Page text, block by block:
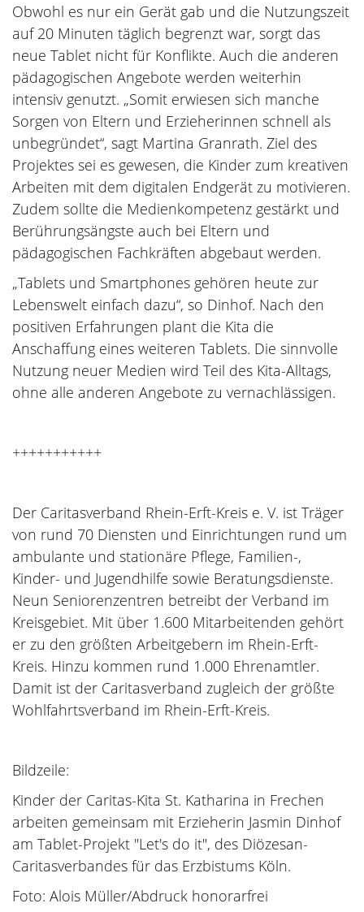
Obwohl es nur ein Gerät gab und die Nutzungszeit
auf 20 Minuten täglich begrenzt war, sorgt das
neue Tablet nicht für Konflikte. Auch die anderen
pädagogischen Angebote werden weiterhin
intensiv genutzt. „Somit erwiesen sich manche
Sorgen von Eltern und Erzieherinnen schnell als
unbegründet“, sagt Martina Granrath. Ziel des
Projektes sei es gewesen, die Kinder zum kreativen
Arbeiten mit dem digitalen Endgerät zu motivieren.
Zudem sollte die Medienkompetenz gestärkt und
Berührungsängste auch bei Eltern und
pädagogischen Fachkräften abgebaut werden.
„Tablets und Smartphones gehören heute zur
Lebenswelt einfach dazu“, so Dinhof. Nach den
positiven Erfahrungen plant die Kita die
Anschaffung eines weiteren Tablets. Die sinnvolle
Nutzung neuer Medien wird Teil des Kita-Alltags,
ohne alle anderen Angebote zu vernachlässigen.
+++++++++++
Der Caritasverband Rhein-Erft-Kreis e. V. ist Träger
von rund 70 Diensten und Einrichtungen rund um
ambulante und stationäre Pflege, Familien-,
Kinder- und Jugendhilfe sowie Beratungsdienste.
Neun Seniorenzentren betreibt der Verband im
Kreisgebiet. Mit über 1.600 Mitarbeitenden gehört
er zu den größten Arbeitgebern im Rhein-Erft-
Kreis. Hinzu kommen rund 1.000 Ehrenamtler.
Damit ist der Caritasverband zugleich der größte
Wohlfahrtsverband im Rhein-Erft-Kreis.
Bildzeile:
Kinder der Caritas-Kita St. Katharina in Frechen
arbeiten gemeinsam mit Erzieherin Jasmin Dinhof
am Tablet-Projekt "Let's do it", des Diözesan-
Caritasverbandes für das Erzbistums Köln.
Foto: Alois Müller/Abdruck honorarfrei